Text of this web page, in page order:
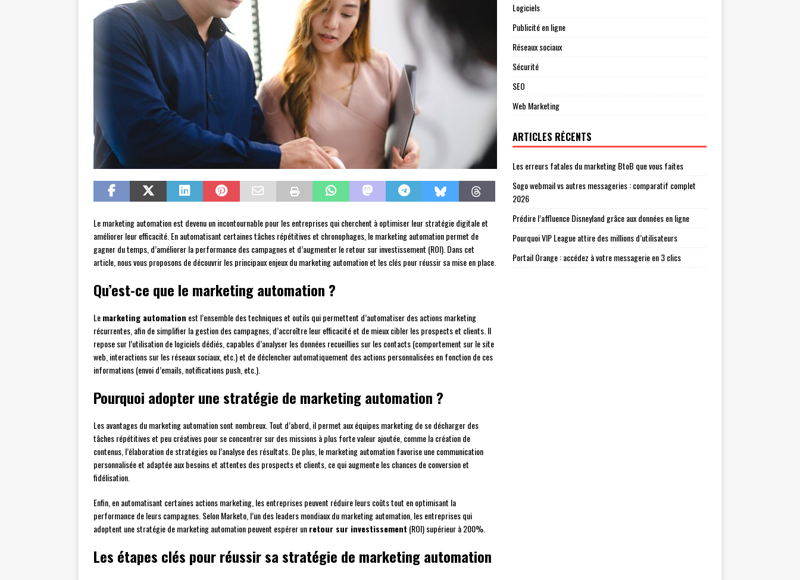
Le marketing automation est devenu un incontournable pour les entreprises qui cherchent à optimiser leur stratégie digitale et
améliorer leur efficacité. En automatisant certaines tâches répétitives et chronophages, le marketing automation permet de
gagner du temps, d’améliorer la performance des campagnes et d’augmenter le retour sur investissement (ROI). Dans cet
article, nous vous proposons de découvrir les principaux enjeux du marketing automation et les clés pour réussir sa mise en place.
Qu’est-ce que le marketing automation ?
Lemarketing automation est l’ensemble des techniques et outils qui permettent d’automatiser des actions marketing
récurrentes, afin de simplifier la gestion des campagnes, d’accroître leur efficacité et de mieux cibler les prospects et clients. Il
repose sur l’utilisation de logiciels dédiés, capables d’analyser les données recueillies sur les contacts (comportement sur le site
web, interactions sur les réseaux sociaux, etc.) et de déclencher automatiquement des actions personnalisées en fonction de ces
informations (envoi d’emails, notifications push, etc.).
Pourquoi adopter une stratégie de marketing automation ?
Les avantages du marketing automation sont nombreux. Tout d’abord, il permet aux équipes marketing de se décharger des
tâches répétitives et peu créatives pour se concentrer sur des missions à plus forte valeur ajoutée, comme la création de
contenus, l’élaboration de stratégies ou l’analyse des résultats. De plus, le marketing automation favorise une communication
personnalisée et adaptée aux besoins et attentes des prospects et clients, ce qui augmente les chances de conversion et
fidélisation.
Enfin, en automatisant certaines actions marketing, les entreprises peuvent réduire leurs coûts tout en optimisant la
performance de leurs campagnes. Selon Marketo, l’un des leaders mondiaux du marketing automation, les entreprises qui
adoptent une stratégie de marketing automation peuvent espérer unretour sur investissement (ROI) supérieur à 200%.
Les étapes clés pour réussir sa stratégie de marketing automation
Logiciels
Publicité en ligne
Réseaux sociaux
Sécurité
SEO
Web Marketing
ARTICLES RÉCENTS
Les erreurs fatales du marketing BtoB que vous faites
Sogo webmail vs autres messageries : comparatif complet
2026
Prédire l’affluence Disneyland grâce aux données en ligne
Pourquoi VIP League attire des millions d’utilisateurs
Portail Orange : accédez à votre messagerie en 3 clics